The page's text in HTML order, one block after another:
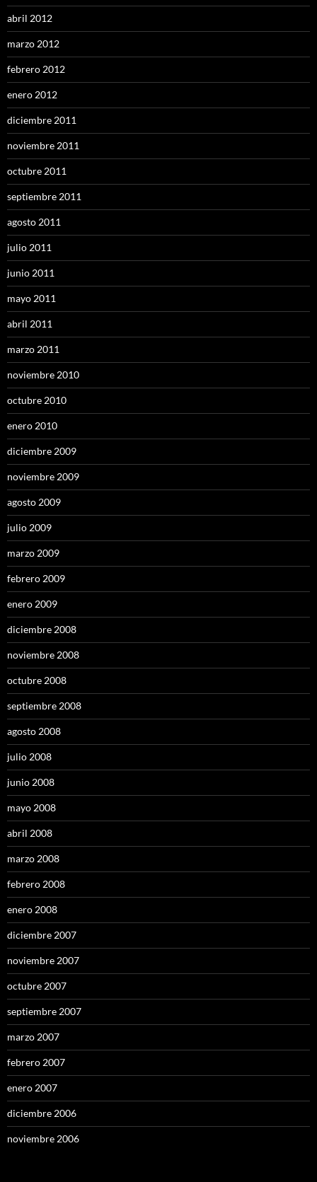
abril 2012
marzo 2012
febrero 2012
enero 2012
diciembre 2011
noviembre 2011
octubre 2011
septiembre 2011
agosto 2011
julio 2011
junio 2011
mayo 2011
abril 2011
marzo 2011
noviembre 2010
octubre 2010
enero 2010
diciembre 2009
noviembre 2009
agosto 2009
julio 2009
marzo 2009
febrero 2009
enero 2009
diciembre 2008
noviembre 2008
octubre 2008
septiembre 2008
agosto 2008
julio 2008
junio 2008
mayo 2008
abril 2008
marzo 2008
febrero 2008
enero 2008
diciembre 2007
noviembre 2007
octubre 2007
septiembre 2007
marzo 2007
febrero 2007
enero 2007
diciembre 2006
noviembre 2006